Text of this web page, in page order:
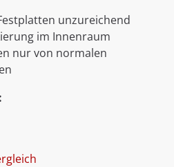
unzureichend
im Innenraum
nur von normalen